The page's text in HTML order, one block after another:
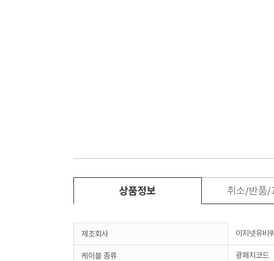
상품정보 취소/반품/
제조회사 이지넷유비
케이블 종류 광패치코드